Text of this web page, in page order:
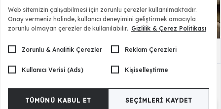
Nina Karyola ve Başlık 29.500,00 TL
Web sitemizin çalışabilmesi için zorunlu çerezler kullanılmaktadır.
Onay vermeniz halinde, kullanıcı deneyimini geliştirmek amacıyla
zorunlu olmayan çerezler de kullanılabilir. Gizlilik & Çerez Politikası
Zorunlu & Analitik Çerezler Reklam Çerezleri
Kullanıcı Verisi (Ads) Kişiselleştirme
TÜMÜNÜ KABUL ET SEÇIMLERI KAYDET